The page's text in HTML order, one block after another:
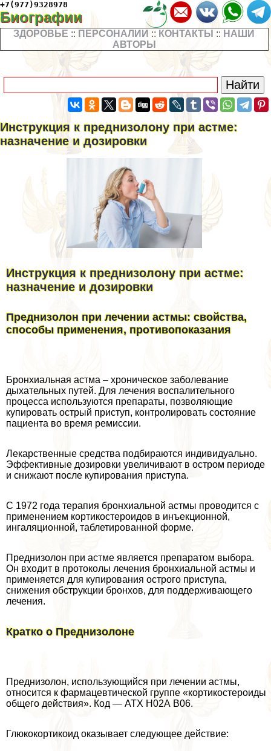
+7(977)9328978
Биографии
ЗДОРОВЬЕ :: ПЕРСОНАЛИИ :: КОНТАКТЫ :: НАШИ
АВТОРЫ
Инструкция к преднизолону при астме:
назначение и дозировки
Инструкция к преднизолону при астме:
назначение и дозировки
Преднизолон при лечении астмы: свойства,
способы применения, противопоказания
Бронхиальная астма – хроническое заболевание
дыхательных путей. Для лечения воспалительного
процесса используются препараты, позволяющие
купировать острый приступ, контролировать состояние
пациента во время ремиссии.
Лекарственные средства подбираются индивидуально.
Эффективные дозировки увеличивают в остром периоде
и снижают после купирования приступа.
С 1972 года терапия бронхиальной астмы проводится с
применением кортикостероидов в инъекционной,
ингаляционной, таблетированной форме.
Преднизолон при астме является препаратом выбора.
Он входит в протоколы лечения бронхиальной астмы и
применяется для купирования острого приступа,
снижения обструкции бронхов, для поддерживающего
лечения.
Кратко о Преднизолоне
Преднизолон, использующийся при лечении астмы,
относится к фармацевтической группе «кортикостероиды
общего действия». Код — АТХ Н02А В06.
Глюкокортикоид оказывает следующее действие: